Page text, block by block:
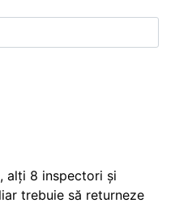
alți 8 inspectori și
trebuie să returneze